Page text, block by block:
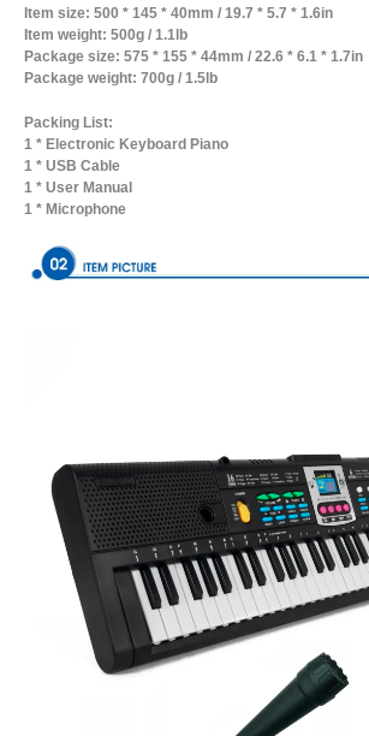
Item size: 500 * 145 * 40mm / 19.7 * 5.7 * 1.6in
Item weight: 500g / 1.1lb
Package size: 575 * 155 * 44mm / 22.6 * 6.1 * 1.7in
Package weight: 700g / 1.5lb
Packing List:
1 * Electronic Keyboard Piano
1 * USB Cable
1 * User Manual
1 * Microphone